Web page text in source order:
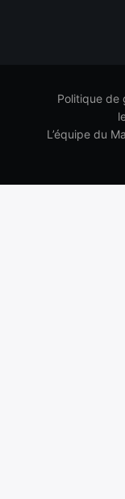
Politique de
L’équipe du